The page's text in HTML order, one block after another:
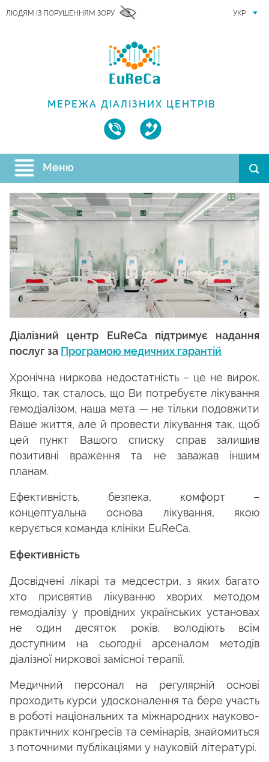
ЛЮДЯМ ІЗ ПОРУШЕННЯМ ЗОРУ УКР
МЕРЕЖА ДІАЛІЗНИХ ЦЕНТРІВ
Меню
Діалізний центр EuReCa підтримує надання
послуг за Програмою медичних гарантій
Хронічна ниркова недостатність – це не вирок.
Якщо, так сталось, що Ви потребуєте лікування
гемодіалізом, наша мета — не тільки подовжити
Ваше життя, але й провести лікування так, щоб
цей пункт Вашого списку справ залишив
позитивні враження та не заважав іншим
планам.
Ефективність, безпека, комфорт –
концептуальна основа лікування, якою
керується команда клініки EuReCa.
Ефективність
Досвідчені лікарі та медсестри, з яких багато
хто присвятив лікуванню хворих методом
гемодіалізу у провідних українських установах
не один десяток років, володіють всім
доступним на сьогодні арсеналом методів
діалізної ниркової замісної терапії.
Медичний персонал на регулярній основі
проходить курси удосконалення та бере участь
в роботі національних та міжнародних науково-
практичних конгресів та семінарів, знайомиться
з поточними публікаціями у науковій літературі.